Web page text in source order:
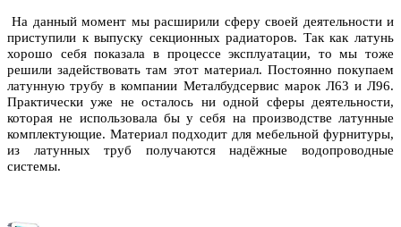
На данный момент мы расширили сферу своей деятельности и
приступили к выпуску секционных радиаторов. Так как латунь
хорошо себя показала в процессе эксплуатации, то мы тоже
решили задействовать там этот материал. Постоянно покупаем
латунную трубу в компании Металбудсервис марок Л63 и Л96.
Практически уже не осталось ни одной сферы деятельности,
которая не использовала бы у себя на производстве латунные
комплектующие. Материал подходит для мебельной фурнитуры,
из латунных труб получаются надёжные водопроводные
системы.